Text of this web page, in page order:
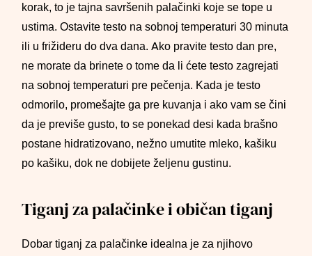
korak, to je tajna savršenih palačinki koje se tope u
ustima. Ostavite testo na sobnoj temperaturi 30 minuta
ili u frižideru do dva dana. Ako pravite testo dan pre,
ne morate da brinete o tome da li ćete testo zagrejati
na sobnoj temperaturi pre pečenja. Kada je testo
odmorilo, promešajte ga pre kuvanja i ako vam se čini
da je previše gusto, to se ponekad desi kada brašno
postane hidratizovano, nežno umutite mleko, kašiku
po kašiku, dok ne dobijete željenu gustinu.
Tiganj za palačinke i običan tiganj
Dobar tiganj za palačinke idealna je za njihovo